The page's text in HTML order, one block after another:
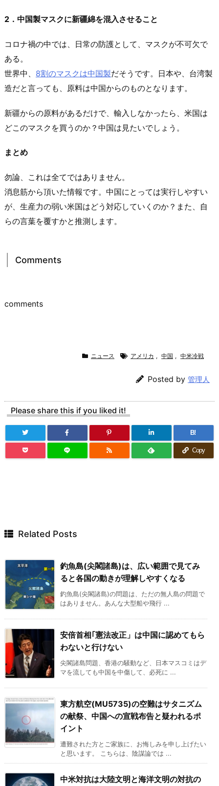
2．中国製マスクに新疆綿を混入させること
コロナ禍の中では、日常の防護として、マスクが不可欠で
ある。
世界中、 8割のマスクは中国製だそうです。日本や、台湾製
造だと言っても、原料は中国からのものとなります。
新疆からの原料があるだけで、輸入しなかったら、米国は
どこのマスクを買うのか？中国は見たいでしょう。
まとめ
勿論、これは全てではありません。
消息筋から頂いた情報です。中国にとっては実行しやすい
が、生産力の弱い米国はどう対応していくのか？また、自
らの言葉を覆すかと推測します。
Comments
comments
ニュース アメリカ , 中国 , 中米冷戦
Posted by 管理人
Please share this if you liked it!
B!
Copy
Related Posts
釣魚島(尖閣諸島)は、広い範囲で見てみ
ると各国の動きが理解しやすくなる
釣魚島(尖閣諸島)の問題は、ただの無人島の問題で
はありません。あんな大型船や飛行 ...
安倍首相｢憲法改正」は中国に認めてもら
わないと行けない
尖閣諸島問題、香港の騒動など、日本マスコミはデ
マを流しても中国を中傷して、必死に ...
東方航空(MU5735)の空難はサタニズム
の献祭、中国への宣戦布告と疑われるポ
イント
遭難された方とご家族に、お悔しみを申し上げたい
と思います。 こちらは、陰謀論では ...
中米対抗は大陸文明と海洋文明の対抗の